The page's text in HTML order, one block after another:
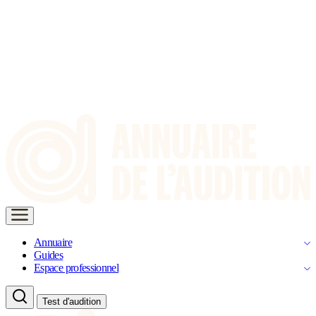
Annuaire
Guides
Espace professionnel
Test d'audition